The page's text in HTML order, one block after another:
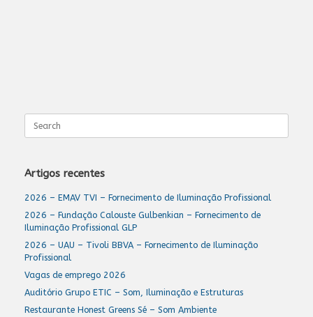
Search
for:
Artigos recentes
2026 – EMAV TVI – Fornecimento de Iluminação Profissional
2026 – Fundação Calouste Gulbenkian – Fornecimento de
Iluminação Profissional GLP
2026 – UAU – Tivoli BBVA – Fornecimento de Iluminação
Profissional
Vagas de emprego 2026
Auditório Grupo ETIC – Som, Iluminação e Estruturas
Restaurante Honest Greens Sé – Som Ambiente